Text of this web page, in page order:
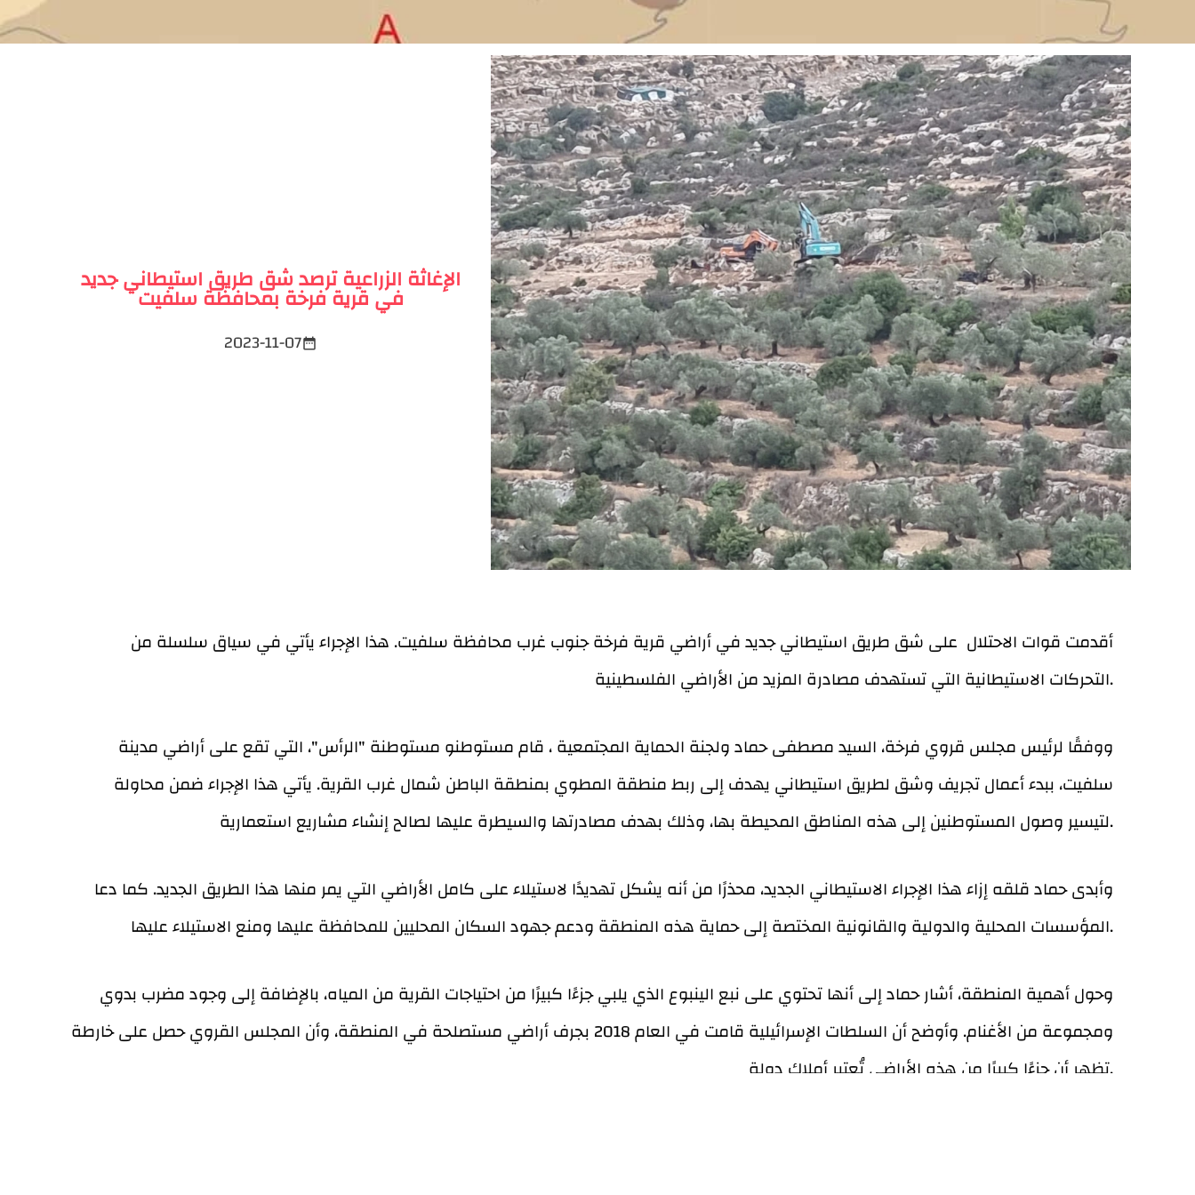
الإغاثة الزراعية ترصد شق طريق استيطاني جديد
في قرية فرخة بمحافظة سلفيت
2023-11-07date_range
أقدمت قوات الاحتلال على شق طريق استيطاني جديد في أراضي قرية فرخة جنوب غرب محافظة سلفيت. هذا الإجراء يأتي في سياق سلسلة من
التحركات الاستيطانية التي تستهدف مصادرة المزيد من الأراضي الفلسطينية.
ووفقًا لرئيس مجلس قروي فرخة، السيد مصطفى حماد ولجنة الحماية المجتمعية ، قام مستوطنو مستوطنة "الرأس"، التي تقع على أراضي مدينة
سلفيت، ببدء أعمال تجريف وشق لطريق استيطاني يهدف إلى ربط منطقة المطوي بمنطقة الباطن شمال غرب القرية. يأتي هذا الإجراء ضمن محاولة
لتيسير وصول المستوطنين إلى هذه المناطق المحيطة بها، وذلك بهدف مصادرتها والسيطرة عليها لصالح إنشاء مشاريع استعمارية.
وأبدى حماد قلقه إزاء هذا الإجراء الاستيطاني الجديد، محذرًا من أنه يشكل تهديدًا لاستيلاء على كامل الأراضي التي يمر منها هذا الطريق الجديد. كما دعا
المؤسسات المحلية والدولية والقانونية المختصة إلى حماية هذه المنطقة ودعم جهود السكان المحليين للمحافظة عليها ومنع الاستيلاء عليها.
وحول أهمية المنطقة، أشار حماد إلى أنها تحتوي على نبع الينبوع الذي يلبي جزءًا كبيرًا من احتياجات القرية من المياه، بالإضافة إلى وجود مضرب بدوي
ومجموعة من الأغنام. وأوضح أن السلطات الإسرائيلية قامت في العام 2018 بجرف أراضي مستصلحة في المنطقة، وأن المجلس القروي حصل على خارطة
تظهر أن جزءًا كبيرًا من هذه الأراضي تُعتبر أملاك دولة.